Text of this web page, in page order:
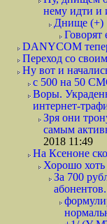
нему идти и
Днище (+)
Говорят
DANYCOM
Переход со
Ну вот и
с 500 на 50
Воры.
интернет-
Зря они
самым
2018 11:49
На Ксеноне
Хорошо
За 700